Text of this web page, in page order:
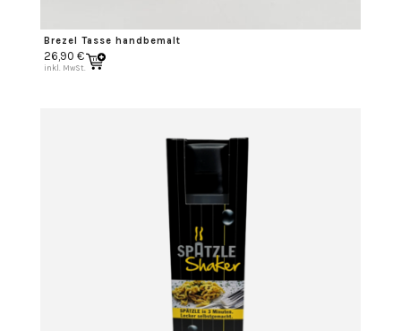
Brezel Tasse handbemalt
26,90 €
inkl. MwSt.